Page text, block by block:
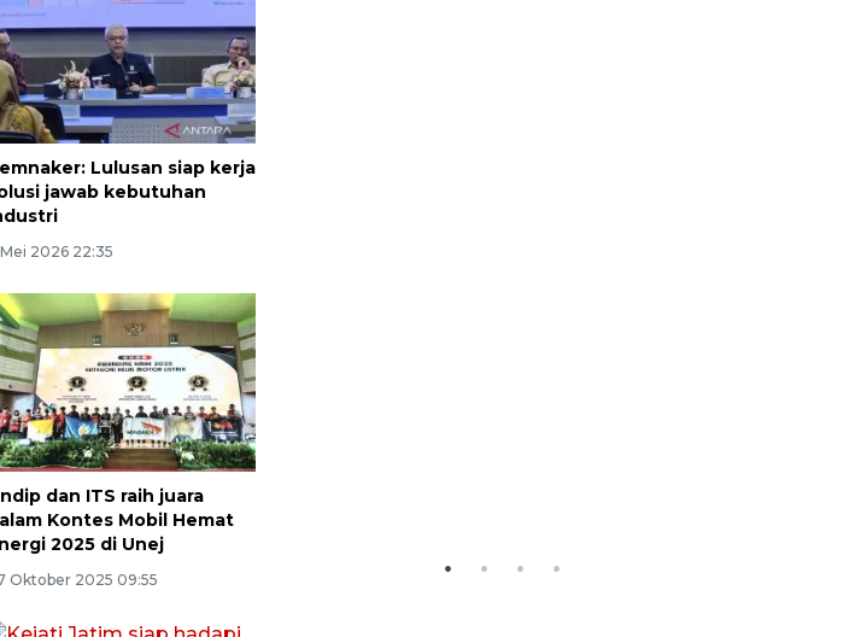
Lulusan siap kerja
jawab kebutuhan
2026 22:35
dan ITS raih juara
Kontes Mobil Hemat
2025 di Unej
Oktober 2025 09:55
Rupiah Berdaulat
Papua